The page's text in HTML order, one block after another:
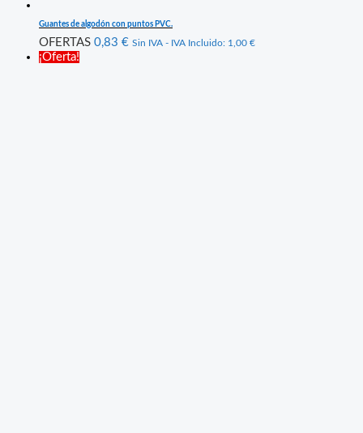
Guantes de algodón con puntos PVC.
OFERTAS 0,83 € Sin IVA - IVA Incluido: 1,00 €
¡Oferta!